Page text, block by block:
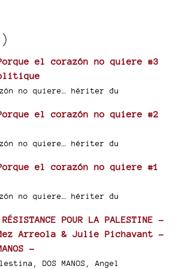
el corazón no quiere #3
no quiere… hériter du
el corazón no quiere #2
no quiere… hériter du
el corazón no quiere #1
no quiere… hériter du
POUR LA PALESTINE -
Arreola & Julie Pichavant -
-
DOS MANOS, Angel